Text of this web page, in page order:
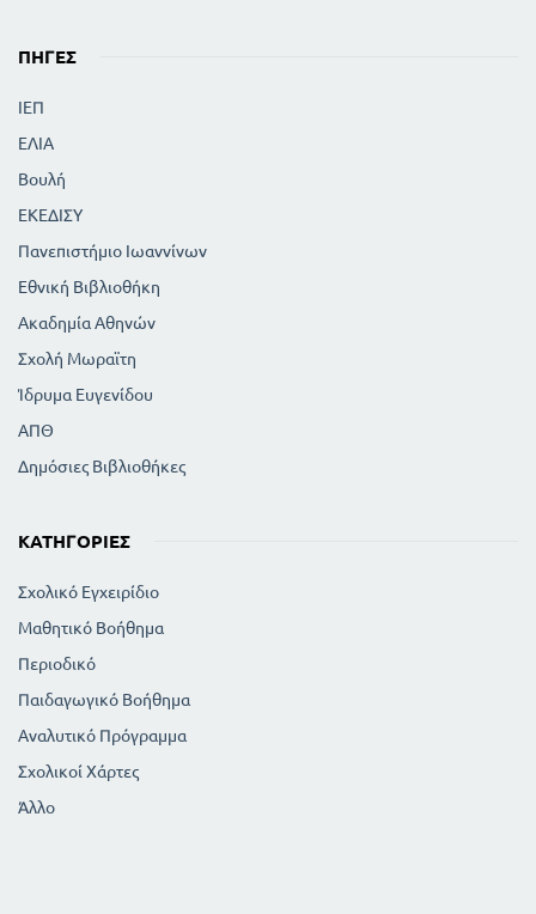
ΠΗΓΈΣ
ΙΕΠ
ΕΛΙΑ
Βουλή
ΕΚΕΔΙΣΥ
Πανεπιστήμιο Ιωαννίνων
Εθνική Βιβλιοθήκη
Ακαδημία Αθηνών
Σχολή Μωραϊτη
Ίδρυμα Ευγενίδου
ΑΠΘ
Δημόσιες Βιβλιοθήκες
ΚΑΤΗΓΟΡΊΕΣ
Σχολικό Εγχειρίδιο
Μαθητικό Βοήθημα
Περιοδικό
Παιδαγωγικό Βοήθημα
Αναλυτικό Πρόγραμμα
Σχολικοί Χάρτες
Άλλο